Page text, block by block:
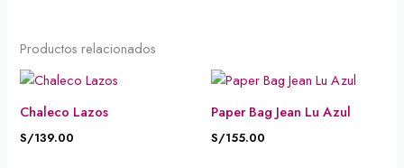
Productos relacionados
Chaleco Lazos
S/139.00
Paper Bag Jean Lu Azul
S/155.00